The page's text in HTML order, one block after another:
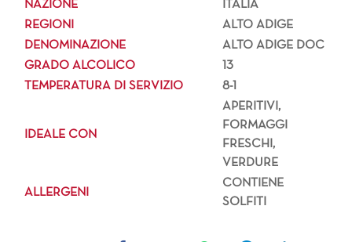
NAZIONE
ITALIA
REGIONI
ALTO ADIGE
DENOMINAZIONE
ALTO ADIGE DOC
GRADO ALCOLICO
13
TEMPERATURA DI SERVIZIO
8-1
IDEALE CON
APERITIVI,
FORMAGGI
FRESCHI,
VERDURE
ALLERGENI
CONTIENE
SOLFITI